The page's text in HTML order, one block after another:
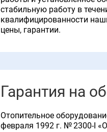
стабильную работу в
квалифицированности
цены, гарантии.
Гарантия на
Отопительное
февраля 1992 г. № 2300-I